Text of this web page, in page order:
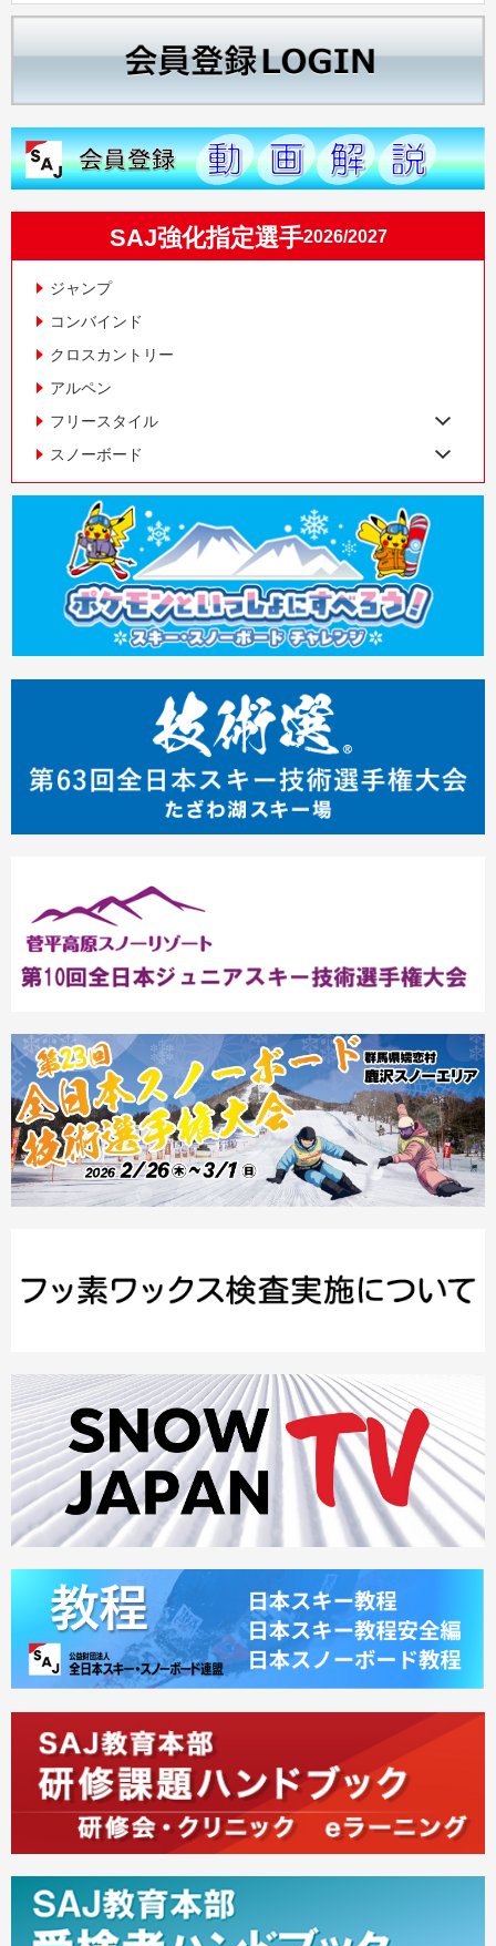
SAJ強化指定選手2026/2027
ジャンプ
コンバインド
クロスカントリー
アルペン
フリースタイル
スノーボード